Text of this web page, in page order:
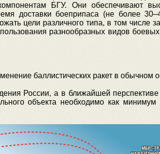
БГУ. Они обеспечивают
доставки боеприпаса (не более
цели различного типа, в том
разнообразных видов
баллистических ракет в
России, а в ближайшей
объекта необходимо как